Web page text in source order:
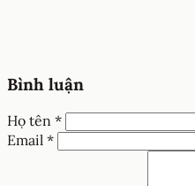
Bình luận
Họ tên *
Email *